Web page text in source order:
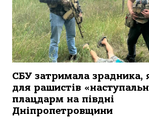
СБУ затримала зрадника,
для рашистів
плацдарм на півдні
Дніпропетровщини